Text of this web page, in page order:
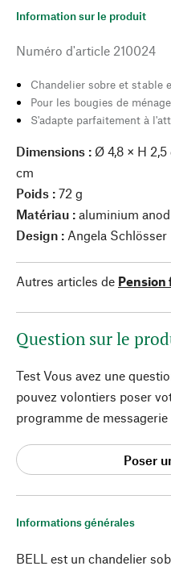
Informations générales
BELL est un chandelier
Information sur le produit
Numéro d'article 210024
Chandelier sobre et stable
Pour les bougies de
S'adapte parfaitement à
Dimensions : Ø 4,8 × H
cm
Poids : 72 g
Matériau : aluminium
Design : Angela Schlösser
Autres articles de Pension
Question sur le
Test Vous avez une
pouvez volontiers poser
programme de messagerie
Poser